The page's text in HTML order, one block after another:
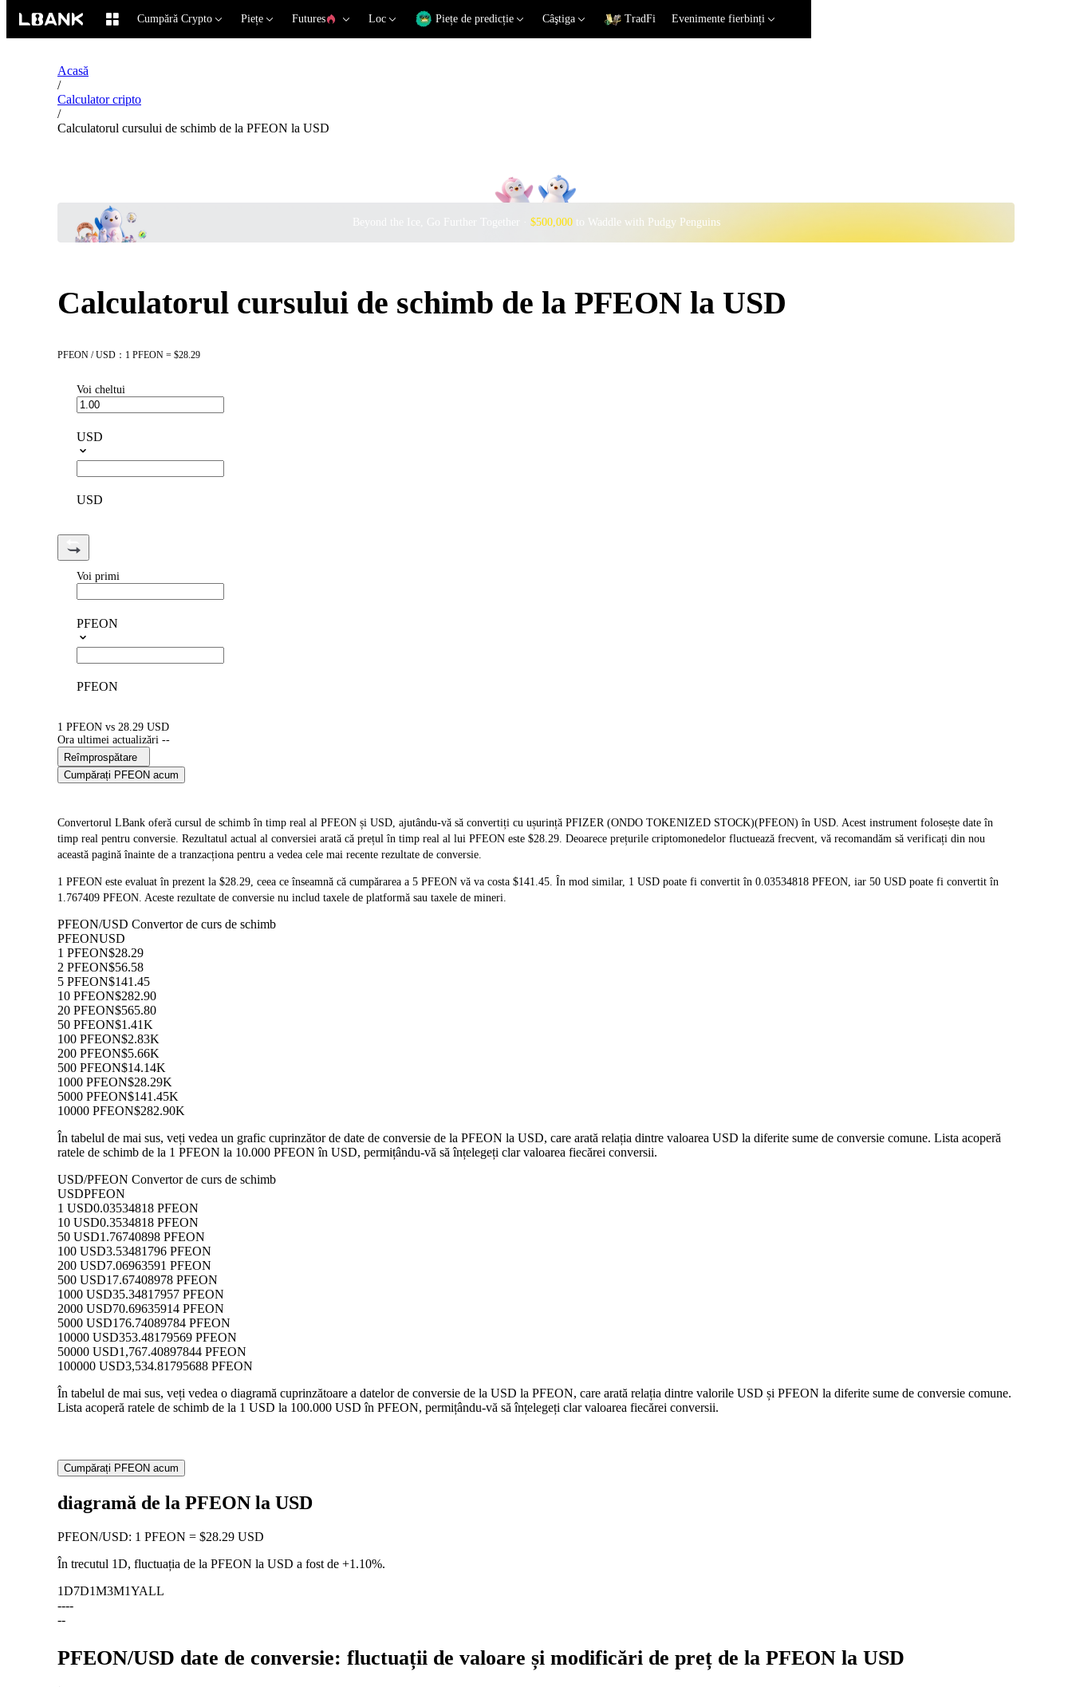
Cumpără Crypto Piețe Futures Loc Piețe de predicție Câştiga TradFi Evenimente fierbinți
Acasă
/
Calculator cripto
/
Calculatorul cursului de schimb de la PFEON la USD
Beyond the Ice, Go Further Together · $500,000to Waddle with Pudgy Penguins
Calculatorul cursului de schimb de la PFEON la USD
PFEON / USD：1 PFEON = $28.29
Voi cheltui
USD
USD
Voi primi
PFEON
PFEON
1 PFEON vs 28.29 USD
Ora ultimei actualizări --
Reîmprospătare
Cumpărați PFEON acum
Convertorul LBank oferă cursul de schimb în timp real al PFEON și USD, ajutându-vă să convertiți cu ușurință PFIZER (ONDO TOKENIZED STOCK)(PFEON) în USD. Acest instrument folosește date în
timp real pentru conversie. Rezultatul actual al conversiei arată că prețul în timp real al lui PFEON este $28.29. Deoarece prețurile criptomonedelor fluctuează frecvent, vă recomandăm să verificați din nou
această pagină înainte de a tranzacționa pentru a vedea cele mai recente rezultate de conversie.
1 PFEON este evaluat în prezent la $28.29, ceea ce înseamnă că cumpărarea a 5 PFEON vă va costa $141.45. În mod similar, 1 USD poate fi convertit în 0.03534818 PFEON, iar 50 USD poate fi convertit în
1.767409 PFEON. Aceste rezultate de conversie nu includ taxele de platformă sau taxele de mineri.
PFEON/USD Convertor de curs de schimb
PFEONUSD
1 PFEON$28.29
2 PFEON$56.58
5 PFEON$141.45
10 PFEON$282.90
20 PFEON$565.80
50 PFEON$1.41K
100 PFEON$2.83K
200 PFEON$5.66K
500 PFEON$14.14K
1000 PFEON$28.29K
5000 PFEON$141.45K
10000 PFEON$282.90K
În tabelul de mai sus, veți vedea un grafic cuprinzător de date de conversie de la PFEON la USD, care arată relația dintre valoarea USD la diferite sume de conversie comune. Lista acoperă
ratele de schimb de la 1 PFEON la 10.000 PFEON în USD, permițându-vă să înțelegeți clar valoarea fiecărei conversii.
USD/PFEON Convertor de curs de schimb
USDPFEON
1 USD0.03534818 PFEON
10 USD0.3534818 PFEON
50 USD1.76740898 PFEON
100 USD3.53481796 PFEON
200 USD7.06963591 PFEON
500 USD17.67408978 PFEON
1000 USD35.34817957 PFEON
2000 USD70.69635914 PFEON
5000 USD176.74089784 PFEON
10000 USD353.48179569 PFEON
50000 USD1,767.40897844 PFEON
100000 USD3,534.81795688 PFEON
În tabelul de mai sus, veți vedea o diagramă cuprinzătoare a datelor de conversie de la USD la PFEON, care arată relația dintre valorile USD și PFEON la diferite sume de conversie comune.
Lista acoperă ratele de schimb de la 1 USD la 100.000 USD în PFEON, permițându-vă să înțelegeți clar valoarea fiecărei conversii.
Cumpărați PFEON acum
diagramă de la PFEON la USD
PFEON/USD: 1 PFEON = $28.29 USD
În trecutul 1D, fluctuația de la PFEON la USD a fost de +1.10%.
1D7D1M3M1YALL
----
--
PFEON/USD date de conversie: fluctuații de valoare și modificări de preț de la PFEON la USD